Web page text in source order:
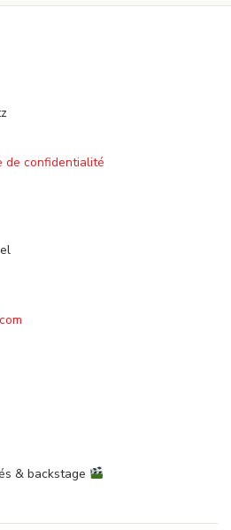
de confidentialité
& backstage